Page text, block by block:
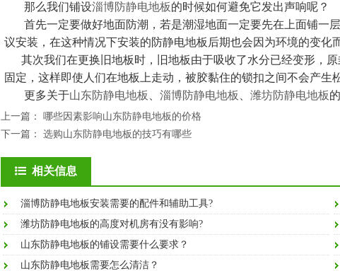
那么我们铺设淄博防静电地板的时候如何避免它发出声响呢？
首先一定要做好地面防潮，若是潮湿地面一定要先在上面铺一
议安装，在这种情况下安装的防静电地板后期也会因为环境的变化
其次我们在更换旧地板时，旧地板由于吸收了水分已经变形，
固定，这样即使人们在地板上走动，被胶黏住的锁扣之间不会产生
更多关于山东防静电地板 淄博防静电地板 潍坊防静电地板
上一篇： 哪些因素影响山东防静电地板的价格
下一篇： 选购山东防静电地板的技巧有哪些
相关信息
淄博防静电地板安装需要的配件和辅助工具?
潍坊防静电地板的高度对机房有没有影响?
山东防静电地板的铺设需要什么要求？
山东防静电地板需要怎么清洁？